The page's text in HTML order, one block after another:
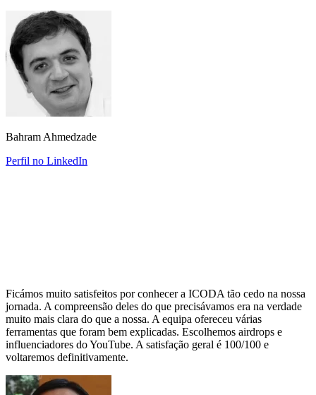
Bahram Ahmedzade
Perfil no LinkedIn
Ficámos muito satisfeitos por conhecer a ICODA tão cedo na nossa
jornada. A compreensão deles do que precisávamos era na verdade
muito mais clara do que a nossa. A equipa ofereceu várias
ferramentas que foram bem explicadas. Escolhemos airdrops e
influenciadores do YouTube. A satisfação geral é 100/100 e
voltaremos definitivamente.